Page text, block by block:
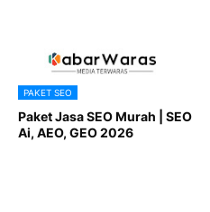
PAKET SEO
Paket Jasa SEO Murah | SEO
Ai, AEO, GEO 2026